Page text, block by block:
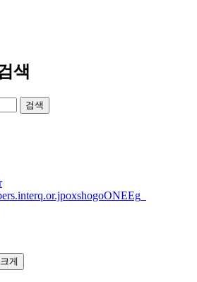
색
검색